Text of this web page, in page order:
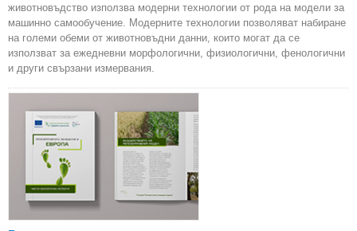
животновъдство използва модерни технологии от рода на модели за
машинно самообучение. Модерните технологии позволяват набиране
на големи обеми от животновъдни данни, които могат да се
използват за ежедневни морфологични, физиологични, фенологични
и други свързани измервания.